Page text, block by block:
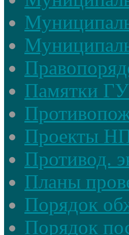
Памятки
Проекты
Противод.
Планы
Порядок
Порядок